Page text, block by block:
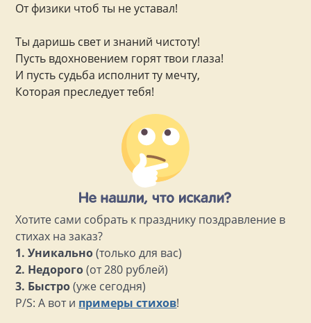
От физики чтоб ты не уставал!
Ты даришь свет и знаний чистоту!
Пусть вдохновением горят твои глаза!
И пусть судьба исполнит ту мечту,
Которая преследует тебя!
Хотите сами собрать к празднику поздравление в
стихах на заказ?
1. Уникально(только для вас)
2. Недорого(от 280 рублей)
3. Быстро(уже сегодня)
P/S: А вот и примеры стихов!